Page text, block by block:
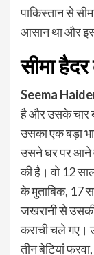
पाकिस्तान से
आसान था और
सीमा
Seema
है और उसके चार
उसका एक बड़ा
उसने घर पर आने
की है। वो 12
के मुताबिक, 17
जखरानी से उसकी
कराची चले गए।
तीन बेटियां